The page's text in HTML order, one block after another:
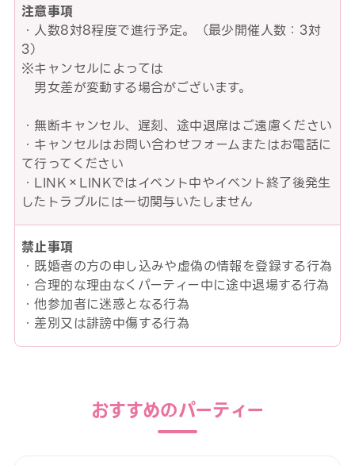
注意事項
・人数8対8程度で進行予定。（最少開催人数：3対
3）
※キャンセルによっては
男女差が変動する場合がございます。
・無断キャンセル、遅刻、途中退席はご遠慮ください
・キャンセルはお問い合わせフォームまたはお電話に
て行ってください
・LINK×LINKではイベント中やイベント終了後発生
したトラブルには一切関与いたしません
禁止事項
・既婚者の方の申し込みや虚偽の情報を登録する行為
・合理的な理由なくパーティー中に途中退場する行為
・他参加者に迷惑となる行為
・差別又は誹謗中傷する行為
おすすめのパーティー